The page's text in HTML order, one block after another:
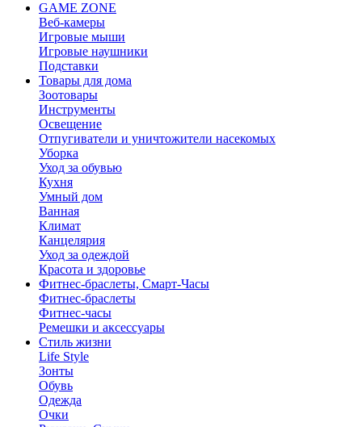
GAME ZONE
Веб-камеры
Игровые мыши
Игровые наушники
Подставки
Товары для дома
Зоотовары
Инструменты
Освещение
Отпугиватели и уничтожители насекомых
Уборка
Уход за обувью
Кухня
Умный дом
Ванная
Климат
Канцелярия
Уход за одеждой
Красота и здоровье
Фитнес-браслеты, Смарт-Часы
Фитнес-браслеты
Фитнес-часы
Ремешки и аксессуары
Стиль жизни
Life Style
Зонты
Обувь
Одежда
Очки